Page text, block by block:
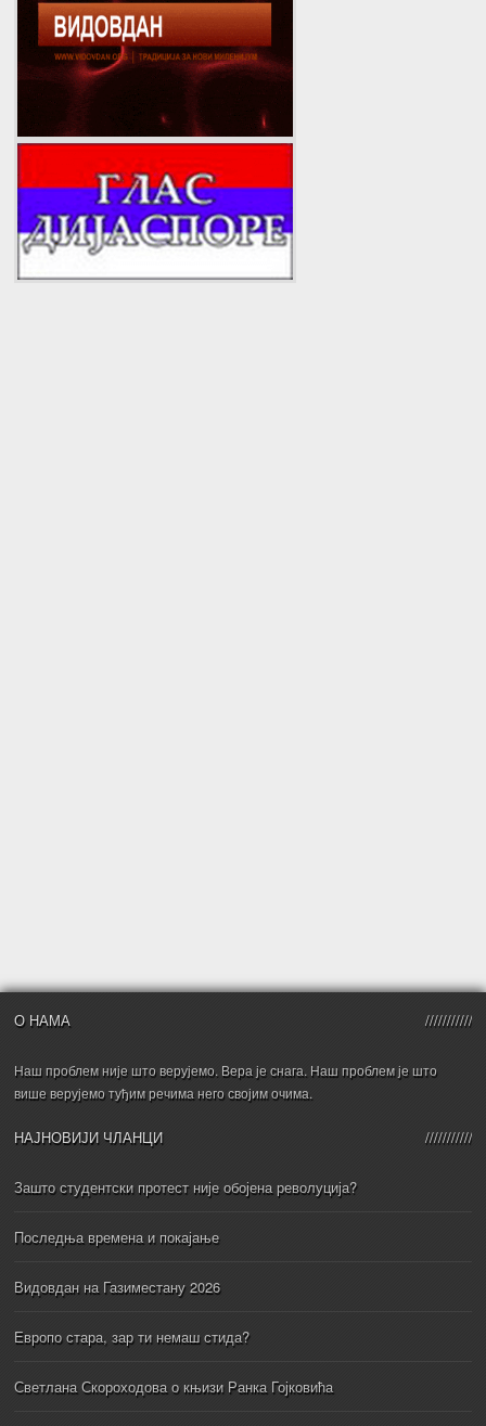
О НАМА
Наш проблем није што верујемо. Вера је снага. Наш проблем је што
више верујемо туђим речима него својим очима.
НАЈНОВИЈИ ЧЛАНЦИ
Зашто студентски протест није обојена револуција?
Последња времена и покајање
Видовдан на Газиместану 2026
Европо стара, зар ти немаш стида?
Светлана Скороходова о књизи Ранка Гојковића